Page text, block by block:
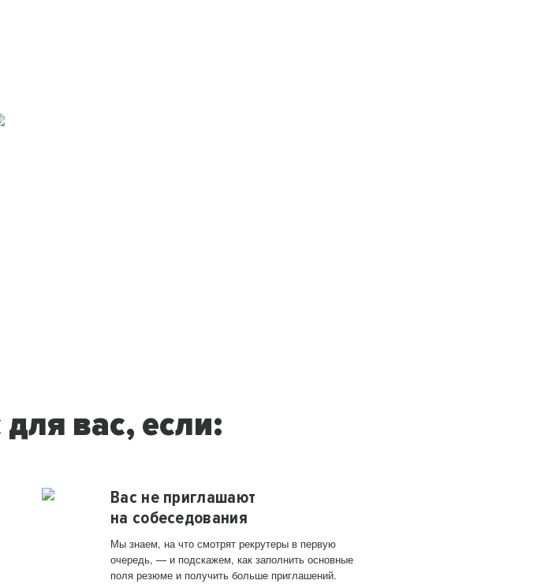
для вас, если:
Вас не приглашают
на собеседования
Мы знаем, на что смотрят рекрутеры в первую
очередь, — и подскажем, как заполнить основные
поля резюме и получить больше приглашений.